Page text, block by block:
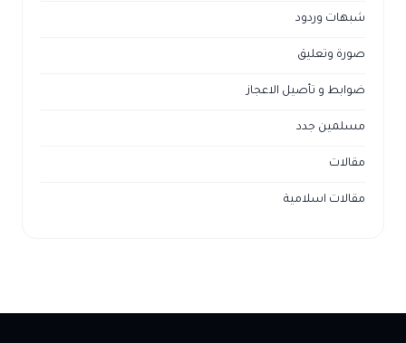
شبهات وردود
صورة وتعليق
ضوابط و تأصيل الاعجاز
مسلمين جدد
مقالات
مقالات اسلامية